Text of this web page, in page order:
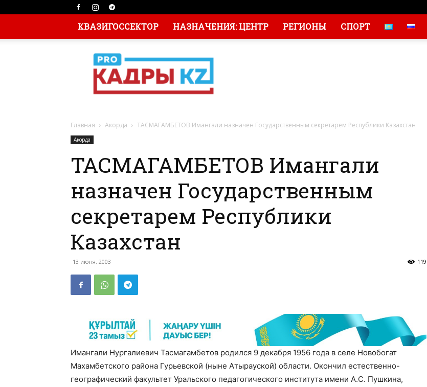
КВАЗИГОССЕКТОР НАЗНАЧЕНИЯ: ЦЕНТР РЕГИОНЫ СПОРТ
Главная Акорда ТАСМАГАМБЕТОВ Имангали назначен Государственным секретарем Республики Казахстан
Акорда
ТАСМАГАМБЕТОВ Имангали
назначен Государственным
секретарем Республики
Казахстан
13 июня, 2003 119
Имангали Нургалиевич Тасмагамбетов родился 9 декабря 1956 года в селе Новобогат
Махамбетского района Гурьевской (ныне Атырауской) области. Окончил естественно-
географический факультет Уральского педагогического института имени А.С. Пушкина,